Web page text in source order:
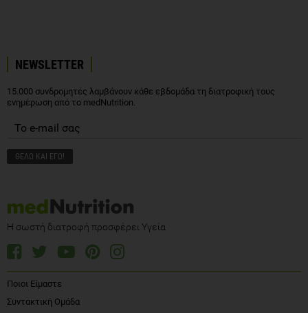
NEWSLETTER
15.000 συνδρομητές λαμβάνουν κάθε εβδομάδα τη διατροφική τους
ενημέρωση από το medNutrition.
Η σωστή διατροφή προσφέρει Υγεία
Ποιοι Είμαστε
Συντακτική Ομάδα